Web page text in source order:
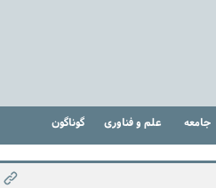
جامعه علم و فناوری گوناگون